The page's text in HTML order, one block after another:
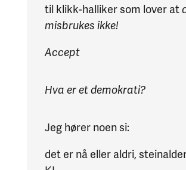
til klikk-halliker som lover at
misbrukes ikke!
Accept
Hva er et demokrati?
Jeg hører noen si:
det er nå eller aldri,